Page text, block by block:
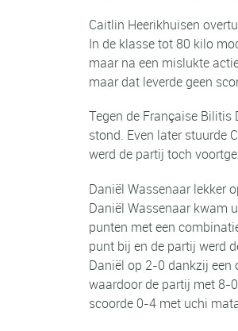
Caitlin Heerikhuisen
In de klasse tot 80 kilo
maar na een mislukte
maar dat leverde geen
Tegen de Française
stond. Even later stuurde
werd de partij toch
Daniël Wassenaar lekker
Daniël Wassenaar kwam
punten met een
punt bij en de partij werd
Daniël op 2-0 dankzij een
waardoor de partij met 8-
scoorde 0-4 met uchi